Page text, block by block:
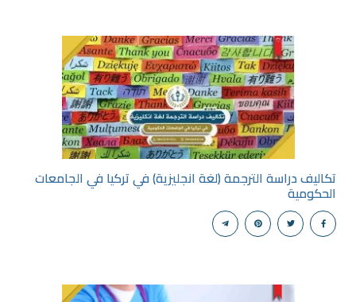
تكاليف دراسة الترجمة (لغة انجليزية) في تركيا في الجامعات
الحكومية